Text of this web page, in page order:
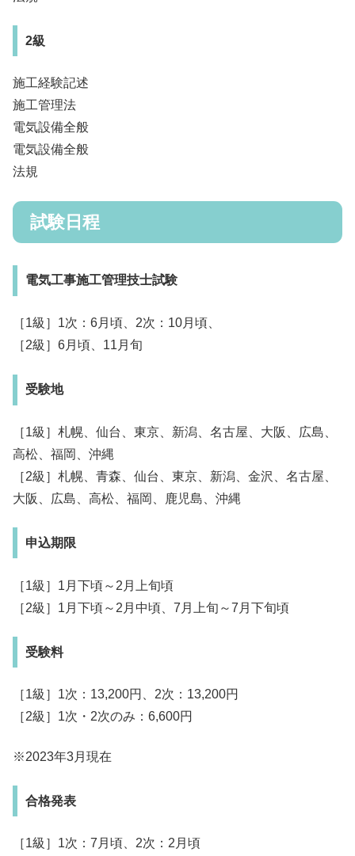
2級
施工経験記述
施工管理法
電気設備全般
電気設備全般
法規
試験日程
電気工事施工管理技士試験
［1級］1次：6月頃、2次：10月頃、
［2級］6月頃、11月旬
受験地
［1級］札幌、仙台、東京、新潟、名古屋、大阪、広島、
高松、福岡、沖縄
［2級］札幌、青森、仙台、東京、新潟、金沢、名古屋、
大阪、広島、高松、福岡、鹿児島、沖縄
申込期限
［1級］1月下頃～2月上旬頃
［2級］1月下頃～2月中頃、7月上旬～7月下旬頃
受験料
［1級］1次：13,200円、2次：13,200円
［2級］1次・2次のみ：6,600円
※2023年3月現在
合格発表
［1級］1次：7月頃、2次：2月頃